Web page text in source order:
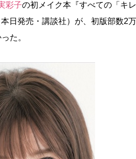
彩子の初メイク本『すべての「キ
日発売・講談社）が、初版部数2万
た。